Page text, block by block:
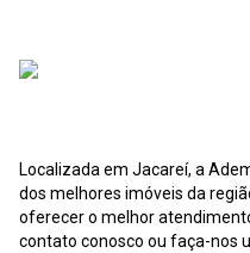
Localizada em Jacareí, a
dos melhores imóveis da
oferecer o melhor
contato conosco ou faça-nos